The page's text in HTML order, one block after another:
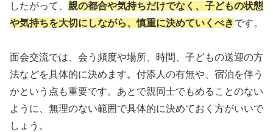
したがって、 親の都合や気持ちだけでなく、子どもの状態
や気持ちを大切にしながら、慎重に決めていくべきです。
面会交流では、会う頻度や場所、時間、子どもの送迎の方
法などを具体的に決めます。付添人の有無や、宿泊を伴う
かという点も重要です。あとで親同士でもめることのない
ように、無理のない範囲で具体的に決めておく方がいいで
しょう。